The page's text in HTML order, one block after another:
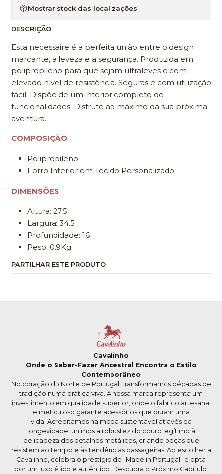
Mostrar stock das localizações
DESCRIÇÃO
Esta necessaire é a perfeita união entre o design
marcante, a leveza e a segurança. Produzida em
polipropileno para que sejam ultraleves e com
elevado nível de resistência. Seguras e com utilização
fácil. Dispõe de um interior completo de
funcionalidades. Disfrute ao máximo da sua próxima
aventura.
COMPOSIÇÃO
Polipropileno
Forro Interior em Tecido Personalizado
DIMENSÕES
Altura: 27.5
Largura: 34.5
Profundidade: 16
Peso: 0.9Kg
PARTILHAR ESTE PRODUTO
Cavalinho
Onde o Saber-Fazer Ancestral Encontra o Estilo
Contemporâneo
No coração do Norte de Portugal, transformamos décadas de
tradição numa prática viva. A nossa marca representa um
investimento em qualidade superior, onde o fabrico artesanal
e meticuloso garante acessórios que duram uma
vida. Acreditamos na moda sustentável através da
longevidade: unimos a robustez do couro legítimo à
delicadeza dos detalhes metálicos, criando peças que
resistem ao tempo e às tendências passageiras. Ao escolher a
Cavalinho, celebra o prestígio do "Made in Portugal" e opta
por um luxo ético e autêntico. Descubra o Próximo Capítulo: